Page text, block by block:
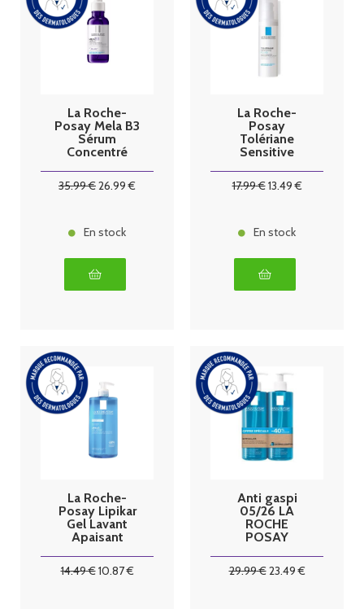
La Roche-
Posay Mela B3
Sérum
Concentré
35.99€26.99 €
En stock
La Roche-
Posay
Tolériane
Sensitive
17.99€13.49€
En stock
La Roche-
Posay Lipikar
Gel Lavant
Apaisant
14.49€10.87€
Anti gaspi
05/26 LA
ROCHE
POSAY
PURIFIANT
29.99€23.49€